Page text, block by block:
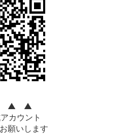
▲ ▲
カウント
願いします